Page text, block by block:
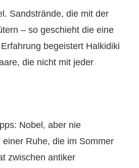
Sandstrände, die mit der
– so geschieht die eine
begeistert Halkidiki
die nicht mit jeder
Nobel, aber nie
Ruhe, die im Sommer
zwischen antiker